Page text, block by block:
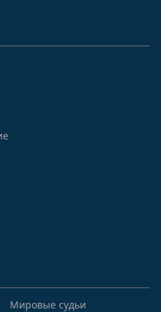
Мировые судьи